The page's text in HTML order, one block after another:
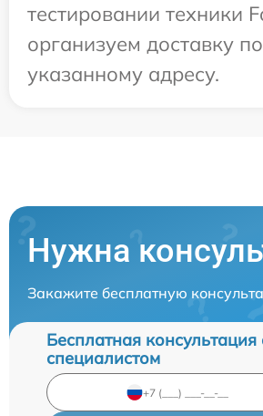
тестировании техники
организуем доставку по
указанному адресу.
Нужна
Закажите бесплатную
Бесплатная консультация
специалистом